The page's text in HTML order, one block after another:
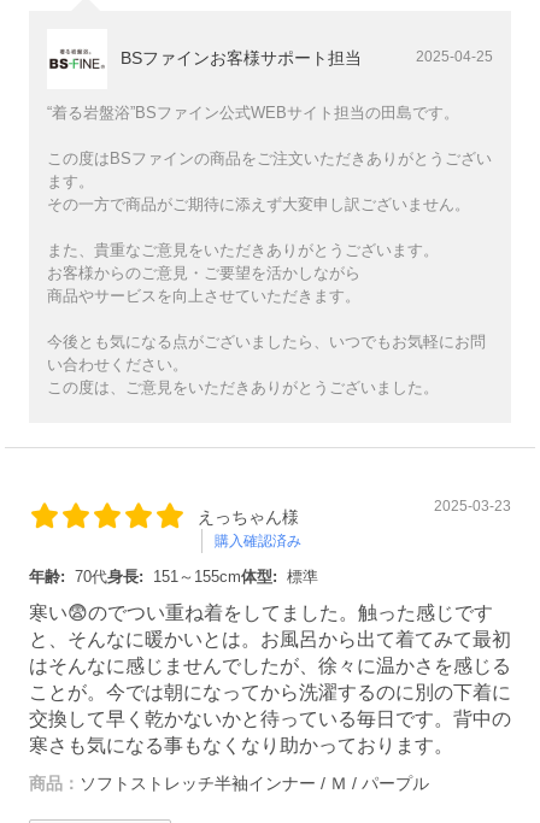
BSファインお客様サポート担当 2025-04-25
“着る岩盤浴”BSファイン公式WEBサイト担当の田島です。
この度はBSファインの商品をご注文いただきありがとうござい
ます。
その一方で商品がご期待に添えず大変申し訳ございません。
また、貴重なご意見をいただきありがとうございます。
お客様からのご意見・ご要望を活かしながら
商品やサービスを向上させていただきます。
今後とも気になる点がございましたら、いつでもお気軽にお問
い合わせください。
この度は、ご意見をいただきありがとうございました。
えっちゃん様
購入確認済み
2025-03-23
年齢: 70代身長: 151～155cm体型: 標準
寒い😨のでつい重ね着をしてました。触った感じです
と、そんなに暖かいとは。お風呂から出て着てみて最初
はそんなに感じませんでしたが、徐々に温かさを感じる
ことが。今では朝になってから洗濯するのに別の下着に
交換して早く乾かないかと待っている毎日です。背中の
寒さも気になる事もなくなり助かっております。
商品： ソフトストレッチ半袖インナー / Ｍ / パープル